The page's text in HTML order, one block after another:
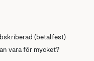
(betalfest)
vara för mycket?